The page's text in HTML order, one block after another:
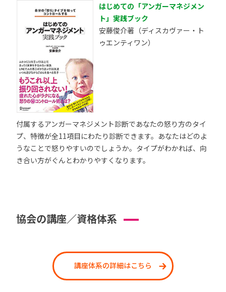
はじめての「アンガーマネジメン
ト」実践ブック
安藤俊介著（ディスカヴァー・ト
ゥエンティワン）
付属するアンガーマネジメント診断であなたの怒り方のタイ
プ、特徴が全11項目にわたり診断できます。あなたはどのよ
うなことで怒りやすいのでしょうか。タイプがわかれば、向
き合い方がぐんとわかりやすくなります。
協会の講座／資格体系
講座体系の詳細はこちら